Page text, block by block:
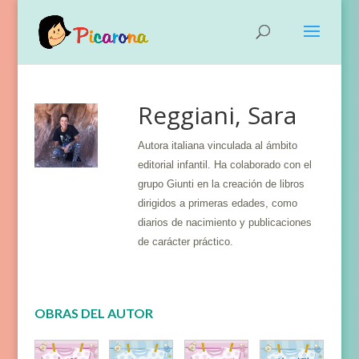
Reggiani, Sara
Autora italiana vinculada al ámbito
editorial infantil. Ha colaborado con el
grupo Giunti en la creación de libros
dirigidos a primeras edades, como
diarios de nacimiento y publicaciones
de carácter práctico.
OBRAS DEL AUTOR